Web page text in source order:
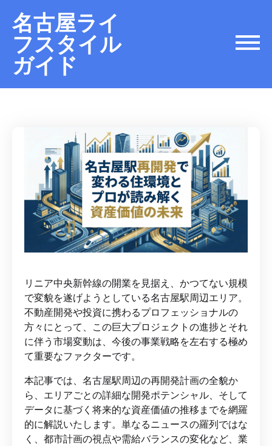
名古屋ライ
フスタイル
ガイド
リニア中央新幹線の開業を見据え、かつてない規模
で変貌を遂げようとしている名古屋駅周辺エリア。
不動産開発や投資に携わるプロフェッショナルの
方々にとって、この巨大プロジェクトの進捗とそれ
に伴う市場変動は、今後の事業戦略を左右する極め
て重要なファクターです。
本記事では、名古屋駅周辺の再開発計画の全貌か
ら、エリアごとの詳細な開発ポテンシャル、そして
データに基づく将来的な資産価値の推移までを網羅
的に解説いたします。単なるニュースの羅列ではな
く、都市計画の視点や需給バランスの変化など、業